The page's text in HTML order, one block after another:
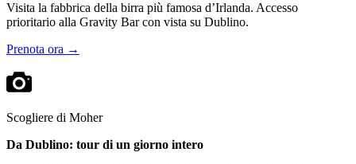
Visita la fabbrica della birra più famosa d’Irlanda. Accesso
prioritario alla Gravity Bar con vista su Dublino.
Prenota ora →
Scogliere di Moher
Da Dublino: tour di un giorno intero